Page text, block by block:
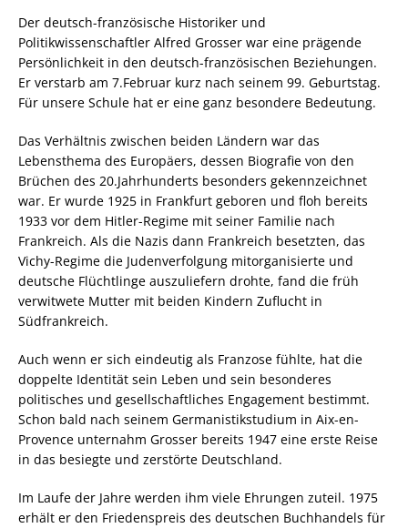
Der deutsch-französische Historiker und
Politikwissenschaftler Alfred Grosser war eine prägende
Persönlichkeit in den deutsch-französischen Beziehungen.
Er verstarb am 7.Februar kurz nach seinem 99. Geburtstag.
Für unsere Schule hat er eine ganz besondere Bedeutung.
Das Verhältnis zwischen beiden Ländern war das
Lebensthema des Europäers, dessen Biografie von den
Brüchen des 20.Jahrhunderts besonders gekennzeichnet
war. Er wurde 1925 in Frankfurt geboren und floh bereits
1933 vor dem Hitler-Regime mit seiner Familie nach
Frankreich. Als die Nazis dann Frankreich besetzten, das
Vichy-Regime die Judenverfolgung mitorganisierte und
deutsche Flüchtlinge auszuliefern drohte, fand die früh
verwitwete Mutter mit beiden Kindern Zuflucht in
Südfrankreich.
Auch wenn er sich eindeutig als Franzose fühlte, hat die
doppelte Identität sein Leben und sein besonderes
politisches und gesellschaftliches Engagement bestimmt.
Schon bald nach seinem Germanistikstudium in Aix-en-
Provence unternahm Grosser bereits 1947 eine erste Reise
in das besiegte und zerstörte Deutschland.
Im Laufe der Jahre werden ihm viele Ehrungen zuteil. 1975
erhält er den Friedenspreis des deutschen Buchhandels für